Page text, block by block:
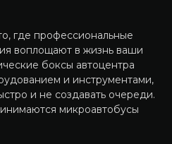
где профессиональные
воплощают в жизнь ваши
боксы автоцентра
и инструментами,
и не создавать очереди.
микроавтобусы